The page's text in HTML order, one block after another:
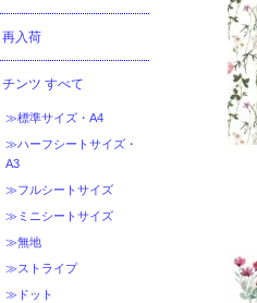
再入荷
チンツ すべて
≫標準サイズ・A4
≫ハーフシートサイズ・
A3
≫フルシートサイズ
≫ミニシートサイズ
≫無地
≫ストライプ
≫ドット